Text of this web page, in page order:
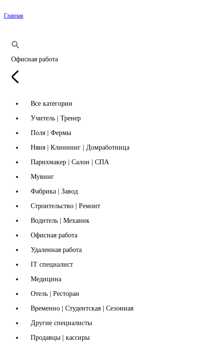
Главная
Офисная работа
Все категории
Учитель | Тренер
Поля | Фермы
Няня | Клининнг | Домработница
Парихмакер | Салон | СПА
Мувинг
Фабрика | Завод
Строительство | Ремонт
Водитель | Механик
Офисная работа
Удаленная работа
IT специалист
Медицина
Отель | Ресторан
Временно | Студентская | Сезонная
Другие специалисты
Продавцы | кассиры